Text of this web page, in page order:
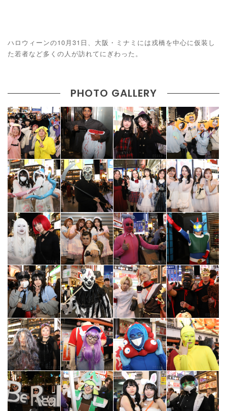
ハロウィーンの10月31日、大阪・ミナミには戎橋を中心に仮装し
た若者など多くの人が訪れてにぎわった。
PHOTO GALLERY